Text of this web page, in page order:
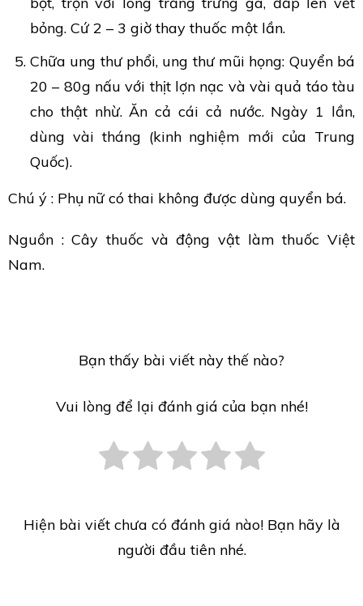
bỏng. Cứ 2 – 3 giờ thay thuốc một lần.
Chữa ung thư phổi, ung thư mũi họng: Quyển bá
20 – 80g nấu với thịt lợn nạc và vài quả táo tàu
cho thật nhừ. Ăn cả cái cả nước. Ngày 1 lần,
dùng vài tháng (kinh nghiệm mới của Trung
Quốc).
Chú ý : Phụ nữ có thai không được dùng quyển bá.
Nguồn : Cây thuốc và động vật làm thuốc Việt
Nam.
Bạn thấy bài viết này thế nào?
Vui lòng để lại đánh giá của bạn nhé!
Hiện bài viết chưa có đánh giá nào! Bạn hãy là
người đầu tiên nhé.